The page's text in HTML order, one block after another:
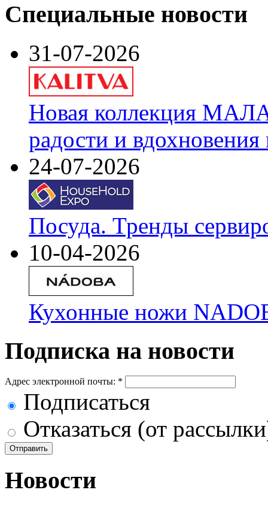
Специальные новости
31-07-2026
Новая коллекция
радости и
24-07-2026
Посуда. Тренды
10-04-2026
Кухонные ножи
Подписка на новости
Адрес электронной почты: *
Подписаться
Отказаться (от
Новости